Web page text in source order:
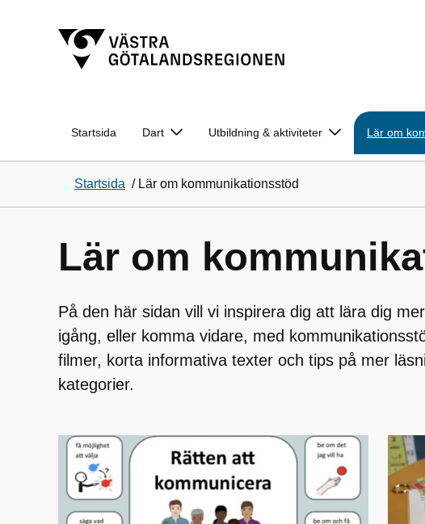
Startsida Dart Utbildning & aktiviteter Lär om
Startsida / Lär om kommunikationsstöd
Lär om
På den här sidan vill vi inspirera dig att lära dig
igång, eller komma vidare, med
filmer, korta informativa texter och tips på mer
kategorier.